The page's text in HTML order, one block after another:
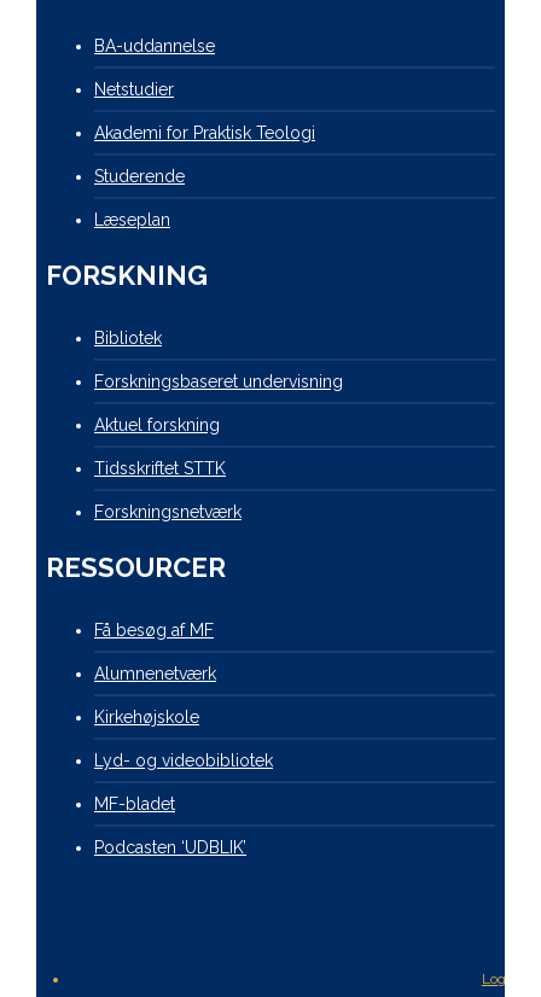
BA-uddannelse
Netstudier
Akademi for Praktisk Teologi
Studerende
Læseplan
FORSKNING
Bibliotek
Forskningsbaseret undervisning
Aktuel forskning
Tidsskriftet STTK
Forskningsnetværk
RESSOURCER
Få besøg af MF
Alumnenetværk
Kirkehøjskole
Lyd- og videobibliotek
MF-bladet
Podcasten ‘UDBLIK’
Login